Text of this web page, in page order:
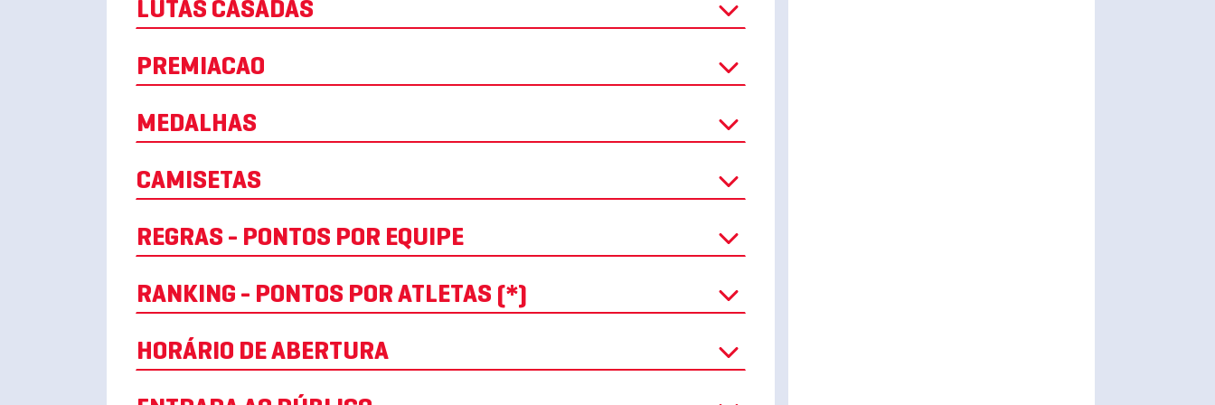
LUTAS CASADAS
PREMIACAO
MEDALHAS
CAMISETAS
REGRAS - PONTOS POR EQUIPE
RANKING - PONTOS POR ATLETAS (*)
HORÁRIO DE ABERTURA